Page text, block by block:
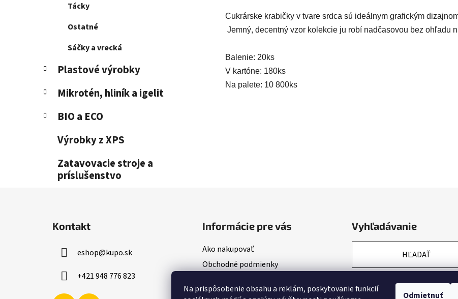
Na prispôsobenie obsahu a reklám, poskytovanie funkcií
Odmietnuť
Tácky
Ostatné
Sáčky a vrecká
Plastové výrobky
Mikrotén, hliník a igelit
BIO a ECO
Výrobky z XPS
Zatavovacie stroje a
príslušenstvo
Cukrárske krabičky v tvare srdca sú ideálnym grafickým
Jemný, decentný vzor kolekcie ju robí nadčasovou bez ohľadu
Balenie: 20ks
V kartóne: 180ks
Na palete: 10 800ks
Kontakt
eshop@kupo.sk
+421 948 776 823
Informácie pre vás
Ako nakupovať
Obchodné podmienky
Vyhľadávanie
HĽADAŤ